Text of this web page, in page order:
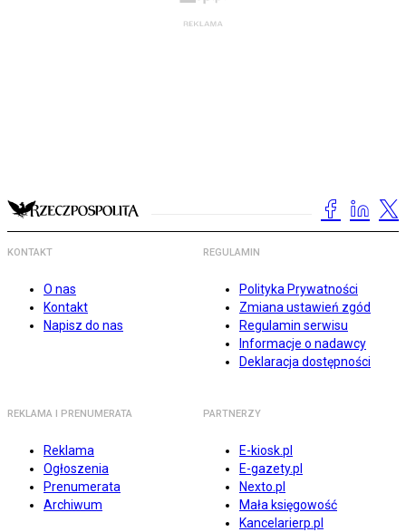
KONTAKT
O nas
Kontakt
Napisz do nas
REGULAMIN
Polityka Prywatności
Zmiana ustawień zgód
Regulamin serwisu
Informacje o nadawcy
Deklaracja dostępności
REKLAMA I PRENUMERATA
Reklama
Ogłoszenia
Prenumerata
Archiwum
PARTNERZY
E-kiosk.pl
E-gazety.pl
Nexto.pl
Mała księgowość
Kancelarierp.pl